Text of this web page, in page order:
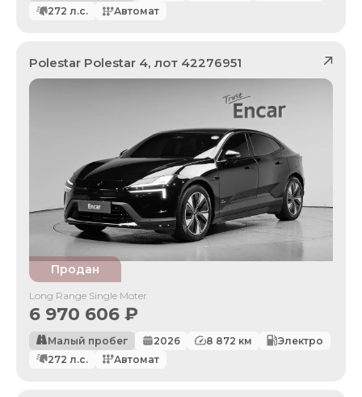
272 л.с. Автомат
Polestar Polestar 4, лот 42276951
Продан
Long Range Single Moter
6 970 606 ₽
Малый пробег 2026 8 872 км
Электро
272 л.с. Автомат